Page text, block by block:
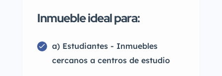
Inmueble ideal para:
a) Estudiantes - Inmuebles
cercanos a centros de estudio